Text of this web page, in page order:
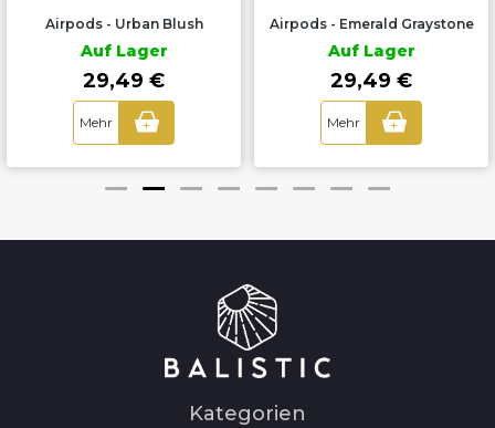
Airpods - Urban Blush
Auf Lager
29,49 €
Mehr +
Airpods - Emerald Graystone
Auf Lager
29,49 €
Mehr +
Kategorien